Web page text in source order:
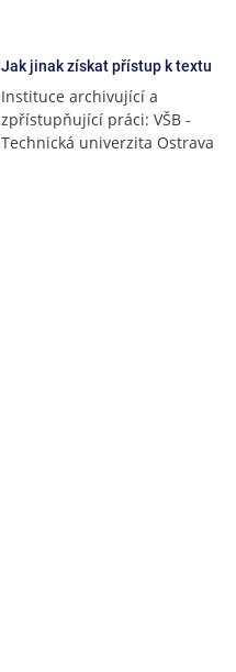
Jak jinak získat přístup k textu
Instituce archivující a
zpřístupňující práci: VŠB -
Technická univerzita Ostrava